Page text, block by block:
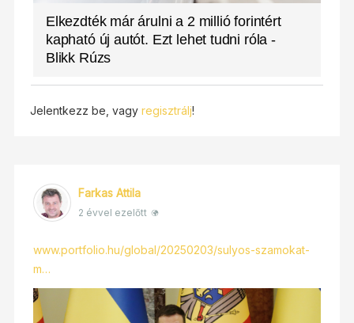
Elkezdték már árulni a 2 millió forintért
kapható új autót. Ezt lehet tudni róla -
Blikk Rúzs
Jelentkezz be, vagy regisztrálj!
Farkas Attila
2 évvel ezelőtt
www.portfolio.hu/global/20250203/sulyos-szamokat-
m…